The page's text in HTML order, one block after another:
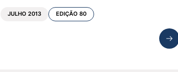
JULHO 2013 EDIÇÃO 80